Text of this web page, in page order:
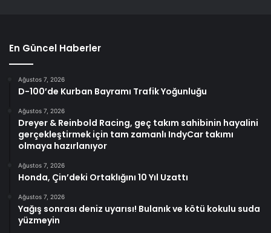
En Güncel Haberler
Ağustos 7, 2026
D-100’de Kurban Bayramı Trafik Yoğunluğu
Ağustos 7, 2026
Dreyer & Reinbold Racing, geç takım sahibinin hayalini
gerçekleştirmek için tam zamanlı IndyCar takımı
olmaya hazırlanıyor
Ağustos 7, 2026
Honda, Çin’deki Ortaklığını 10 Yıl Uzattı
Ağustos 7, 2026
Yağış sonrası deniz uyarısı! Bulanık ve kötü kokulu suda
yüzmeyin